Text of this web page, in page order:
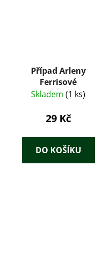
Případ Arleny
Ferrisové
Skladem (1 ks)
29 Kč
DO KOŠÍKU